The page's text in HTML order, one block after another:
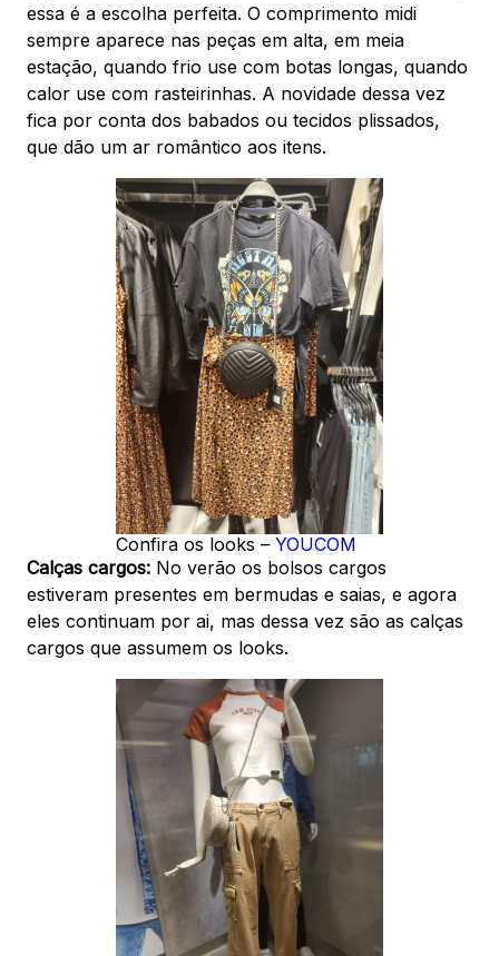
essa é a escolha perfeita. O comprimento midi
sempre aparece nas peças em alta, em meia
estação, quando frio use com botas longas, quando
calor use com rasteirinhas. A novidade dessa vez
fica por conta dos babados ou tecidos plissados,
que dão um ar romântico aos itens.
Confira os looks – YOUCOM
Calças cargos: No verão os bolsos cargos
estiveram presentes em bermudas e saias, e agora
eles continuam por ai, mas dessa vez são as calças
cargos que assumem os looks.